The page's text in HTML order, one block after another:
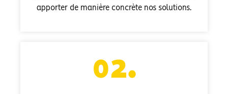
apporter de manière concrète nos solutions.
02.